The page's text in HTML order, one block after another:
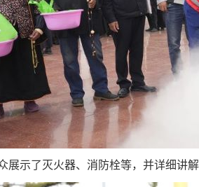
展示了灭火器、消防栓等，并详细讲